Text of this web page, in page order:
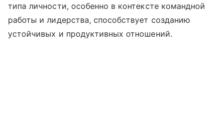
типа личности, особенно в контексте командной
работы и лидерства, способствует созданию
устойчивых и продуктивных отношений.